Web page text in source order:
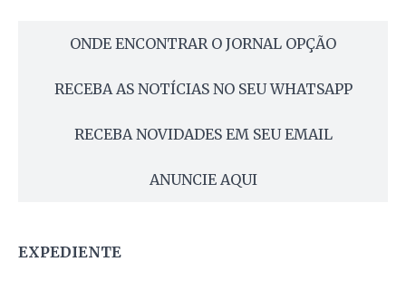
ONDE ENCONTRAR O JORNAL OPÇÃO
RECEBA AS NOTÍCIAS NO SEU WHATSAPP
RECEBA NOVIDADES EM SEU EMAIL
ANUNCIE AQUI
EXPEDIENTE